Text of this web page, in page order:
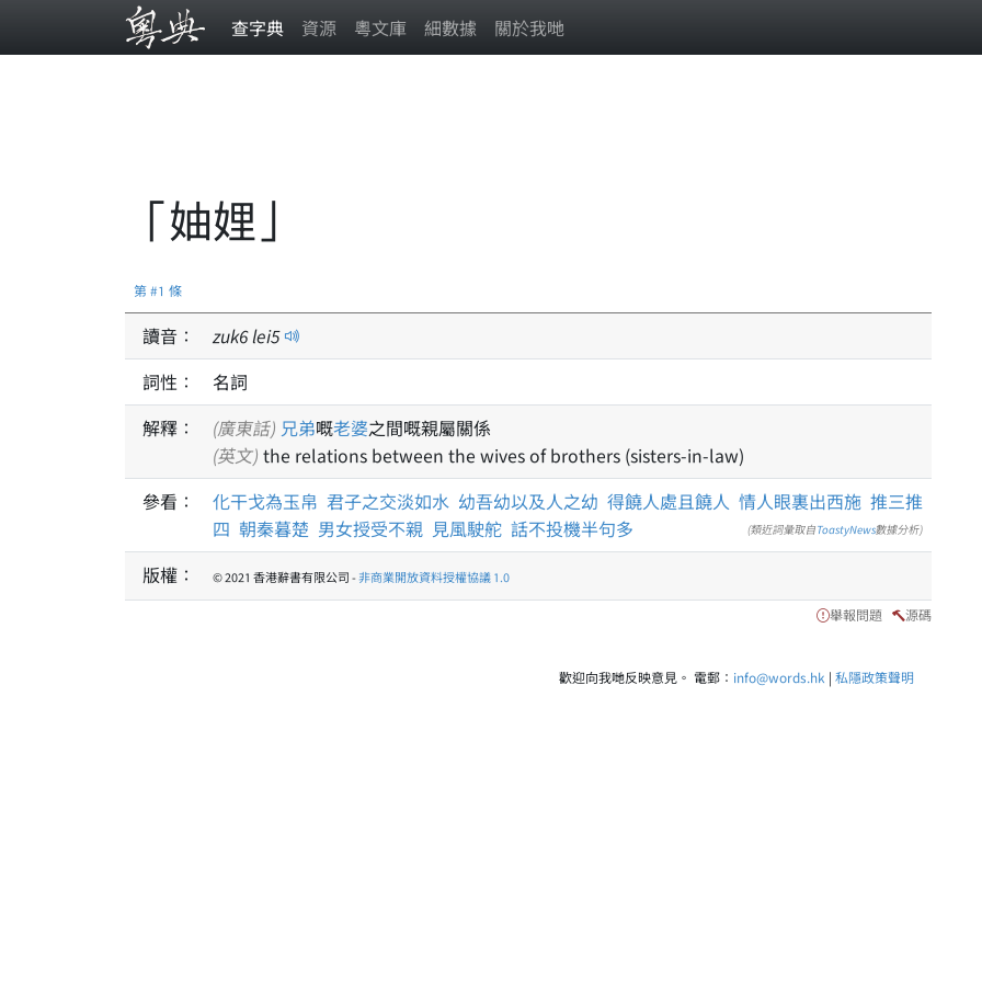
查字典 資源 粵文庫 細數據 關於我哋
「妯娌」
第 #1 條
讀音： zuk6lei5
詞性：
名詞
解釋：
(廣東話) 兄弟嘅老婆之間嘅親屬關係
(英文) the relations between the wives of brothers (sisters-in-law)
參看：
化干戈為玉帛 君子之交淡如水 幼吾幼以及人之幼 得饒人處且饒人 情人眼裏出西施 推三推
四 朝秦暮楚 男女授受不親 見風駛舵 話不投機半句多 (類近詞彙取自ToastyNews數據分析)
版權： © 2021 香港辭書有限公司 -非商業開放資料授權協議 1.0
舉報問題 源碼
歡迎向我哋反映意見。 電郵： info@words.hk | 私隱政策聲明